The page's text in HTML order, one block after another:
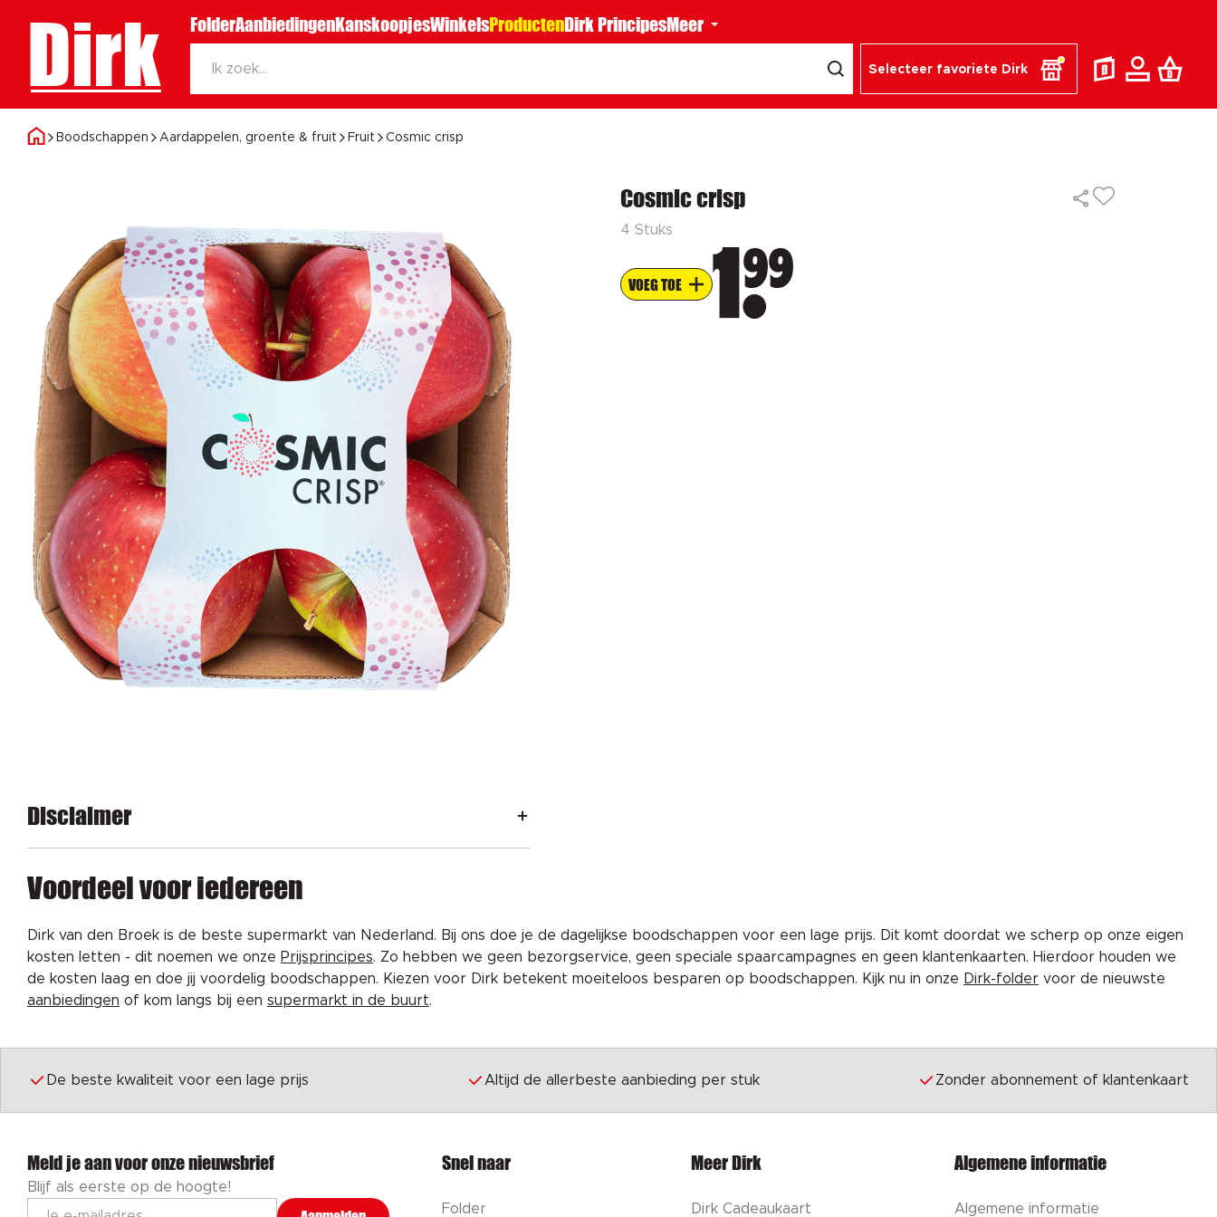
Dirk FolderAanbiedingenKanskoopjesWinkelsProductenDirk PrincipesMeer
Selecteer favoriete Dirk
Boodschappen Aardappelen, groente & fruit Fruit Cosmic crisp
Cosmic crisp
4 Stuks
VOEG TOE 1 99
Disclaimer
Voordeel voor iedereen
Dirk van den Broek is de beste supermarkt van Nederland. Bij ons doe je de dagelijkse boodschappen voor een lage prijs. Dit komt doordat we scherp op onze eigen
kosten letten - dit noemen we onze Prijsprincipes. Zo hebben we geen bezorgservice, geen speciale spaarcampagnes en geen klantenkaarten. Hierdoor houden we
de kosten laag en doe jij voordelig boodschappen. Kiezen voor Dirk betekent moeiteloos besparen op boodschappen. Kijk nu in onze Dirk-folder voor de nieuwste
aanbiedingen of kom langs bij een supermarkt in de buurt.
De beste kwaliteit voor een lage prijs Altijd de allerbeste aanbieding per stuk Zonder abonnement of klantenkaart
Meld je aan voor onze nieuwsbrief
Blijf als eerste op de hoogte!
Snel naar
Folder
Meer Dirk
Dirk Cadeaukaart
Algemene informatie
Algemene informatie